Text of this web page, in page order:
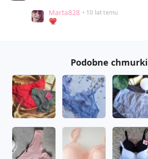
Marta828 • 10 lat temu
Podobne chmurki